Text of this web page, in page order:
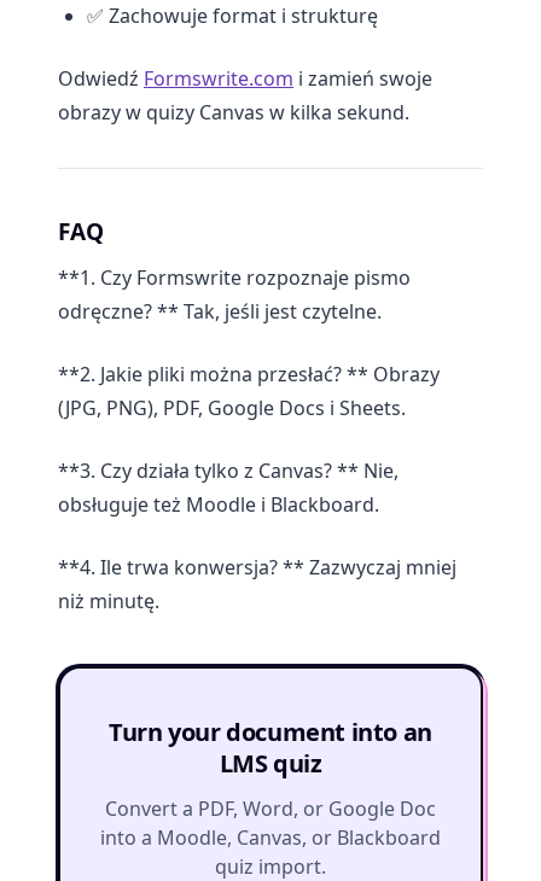
✅ Zachowuje format i strukturę
Odwiedź Formswrite.com i zamień swoje
obrazy w quizy Canvas w kilka sekund.
FAQ
**1. Czy Formswrite rozpoznaje pismo
odręczne? ** Tak, jeśli jest czytelne.
**2. Jakie pliki można przesłać? ** Obrazy
(JPG, PNG), PDF, Google Docs i Sheets.
**3. Czy działa tylko z Canvas? ** Nie,
obsługuje też Moodle i Blackboard.
**4. Ile trwa konwersja? ** Zazwyczaj mniej
niż minutę.
Turn your document into an
LMS quiz
Convert a PDF, Word, or Google Doc
into a Moodle, Canvas, or Blackboard
quiz import.